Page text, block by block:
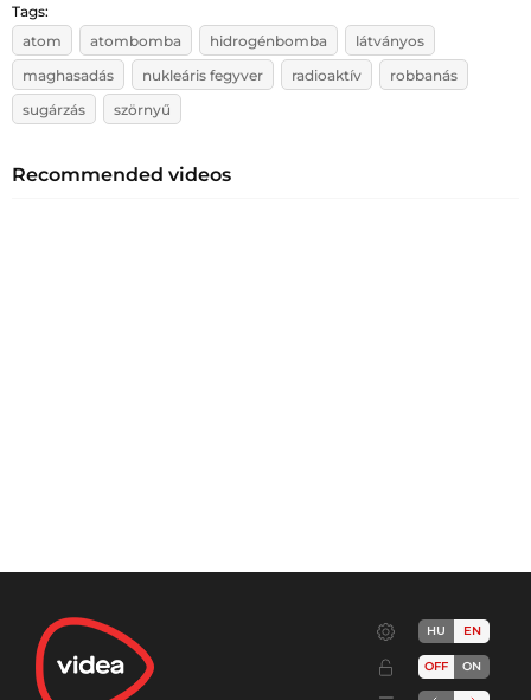
Tags:
atom
atombomba hidrogénbomba
látványos
maghasadás
nukleáris fegyver radioaktív
robbanás
sugárzás
szörnyű
Recommended videos
HU EN
OFF ON